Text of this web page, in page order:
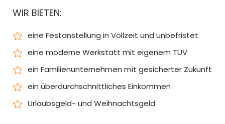
WIR BIETEN:
eine Festanstellung in Vollzeit und unbefristet
eine moderne Werkstatt mit eigenem TÜV
ein Familienunternehmen mit gesicherter Zukunft
ein überdurchschnittliches Einkommen
Urlaubsgeld- und Weihnachtsgeld